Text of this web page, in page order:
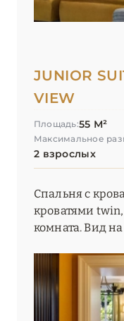
JUNIOR
VIEW
Площадь:55 М²
Максимальное
2 взрослых
Спальня с
кроватями
комната. Вид на